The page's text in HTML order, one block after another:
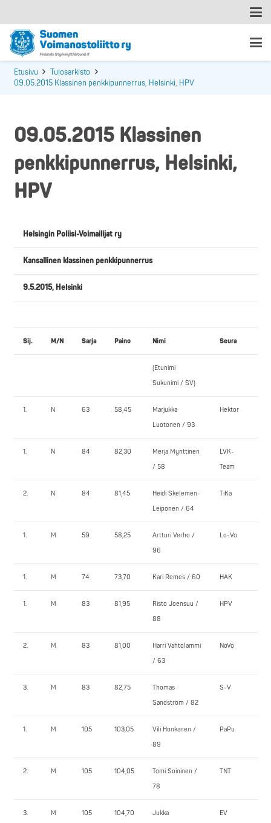
Etusivu
Tulosarkisto
09.05.2015 Klassinen penkkipunnerrus, Helsinki, HPV
09.05.2015 Klassinen
penkkipunnerrus, Helsinki,
HPV
Helsingin Poliisi-Voimailijat ry
Kansallinen klassinen penkkipunnerrus
9.5.2015, Helsinki
Sij. M/N Sarja Paino Nimi Seura
(Etunimi
Sukunimi / SV)
1. N 63 58,45
Marjukka
Luotonen / 93
Hektor
1. N 84 82,30
Merja Mynttinen
/ 58
LVK-
Team
2. N 84 81,45
Heidi Skelemen-
Leiponen / 64
TiKa
1. M 59 58,25
Artturi Verho /
96
Lo-Vo
1. M 74 73,70 Kari Remes / 60 HAK
1. M 83 81,95
Risto Joensuu /
88
HPV
2. M 83 81,00
Harri Vahtolammi
/ 63
NoVo
3. M 83 82,75
Thomas
Sandström / 82
S-V
1. M 105 103,05
Vili Honkanen /
89
PaPu
2. M 105 104,05
Tomi Soininen /
78
TNT
3. M 105 104,70
Jukka
EV